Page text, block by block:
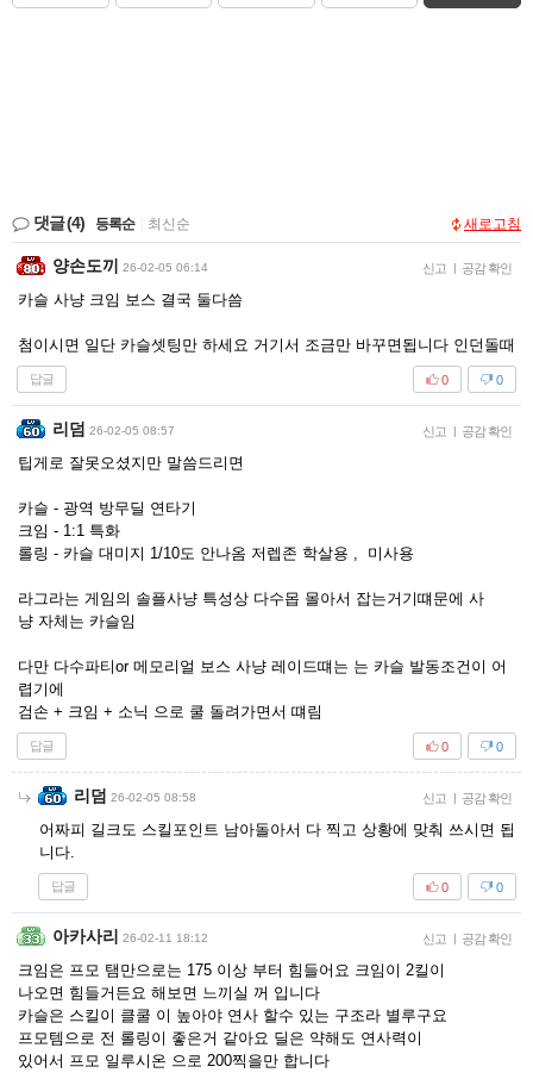
댓글(4) 등록순 최신순 새로고침
양손도끼 26-02-05 06:14 신고 | 공감 확인
카슬 사냥 크임 보스 결국 둘다씀
첨이시면 일단 카슬셋팅만 하세요 거기서 조금만 바꾸면됩니다 인던돌때
답글 0
0
리덤 26-02-05 08:57 신고 | 공감 확인
팁게로 잘못오셨지만 말씀드리면
카슬 - 광역 방무딜 연타기
크임 - 1:1 특화
롤링 - 카슬 대미지 1/10도 안나옴 저렙존 학살용 , 미사용
라그라는 게임의 솔플사냥 특성상 다수몹 몰아서 잡는거기떄문에 사
냥 자체는 카슬임
다만 다수파티or 메모리얼 보스 사냥 레이드떄는 는 카슬 발동조건이 어
렵기에
검손 + 크임 + 소닉 으로 쿨 돌려가면서 떄림
답글 0
0
리덤 26-02-05 08:58 신고 | 공감 확인
어짜피 길크도 스킬포인트 남아돌아서 다 찍고 상황에 맞춰 쓰시면 됩
니다.
답글 0
0
아카사리 26-02-11 18:12 신고 | 공감 확인
크임은 프모 탬만으로는 175 이상 부터 힘들어요 크임이 2킬이
나오면 힘들거든요 해보면 느끼실 꺼 입니다
카슬은 스킬이 클쿨 이 높아야 연사 할수 있는 구조라 별루구요
프모템으로 전 롤링이 좋은거 같아요 딜은 약해도 연사력이
있어서 프모 일루시온 으로 200찍을만 합니다